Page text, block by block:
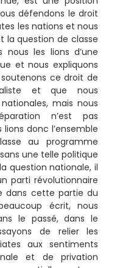
défendons le droit
les nations et nous
la question de classe
les lions d’une
et nous expliquons
ce droit de
et que nous
mais nous
n’est pas
donc l’ensemble
au programme
une telle politique
question nationale, il
parti révolutionnaire
dans cette partie du
écrit, nous
le passé, dans le
de relier les
aux sentiments
et de privation